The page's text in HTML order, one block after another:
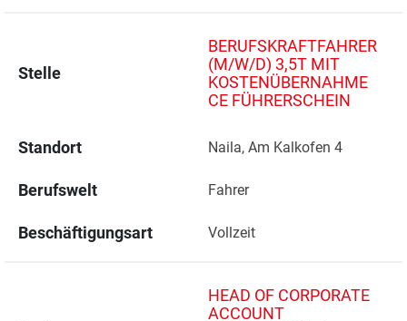
Stelle
BERUFSKRAFTFAHRER
(M/W/D) 3,5T MIT
KOSTENÜBERNAHME
CE FÜHRERSCHEIN
Standort Naila, Am Kalkofen 4
Berufswelt Fahrer
Beschäftigungsart Vollzeit
HEAD OF CORPORATE
ACCOUNT